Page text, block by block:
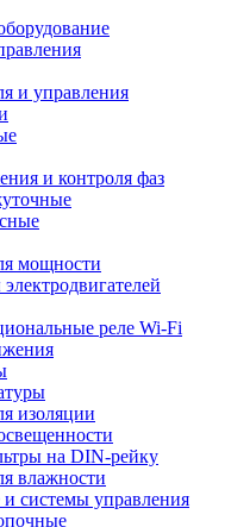
и управления
и контроля фаз
мощности
реле Wi-Fi
изоляции
на DIN-рейку
влажности
системы управления